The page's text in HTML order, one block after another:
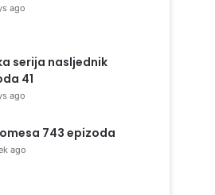
ago
serija nasljednik
41
ago
743 epizoda
ago